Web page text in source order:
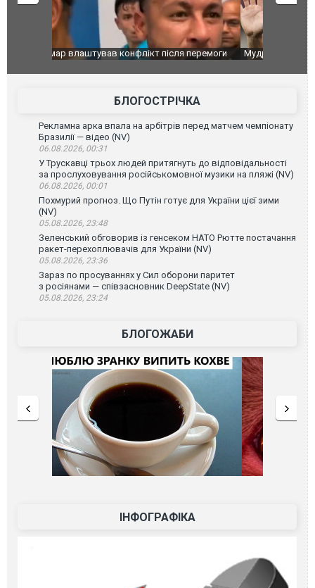
Мудрик провів перший матч за "Челсі" після
під час
Франції
БЛОГОСТРІЧКА
Рекламна арка впала на арбітрів перед матчем чемпіонату
Бразилії — відео (NV)
06.08.2026, 00:31
У Трускавці трьох людей притягнуть до відповідальності
за прослуховування російськомовної музики на пляжі (NV)
06.08.2026, 00:01
Похмурий прогноз. Що Путін готує для України цієї зими
(NV)
05.08.2026, 23:48
Зеленський обговорив із генсеком НАТО Рютте постачання
ракет-перехоплювачів для України (NV)
05.08.2026, 23:36
Зараз по просуваннях у Сил оборони паритет
з росіянами — співзасновник DeepState (NV)
05.08.2026, 23:24
БЛОГОЖАБИ
ІНФОГРАФІКА